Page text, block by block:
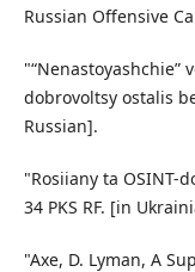
Russian Offensive
"“Nenastoyashchie”
dobrovoltsy ostalis
Russian].
"Rosiiany ta OSINT-
34 PKS RF. [in
"Axe, D. Lyman, A